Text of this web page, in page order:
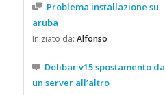
Problema installazione su
aruba
Iniziato da: Alfonso
Dolibar v15 spostamento da
un server all’altro